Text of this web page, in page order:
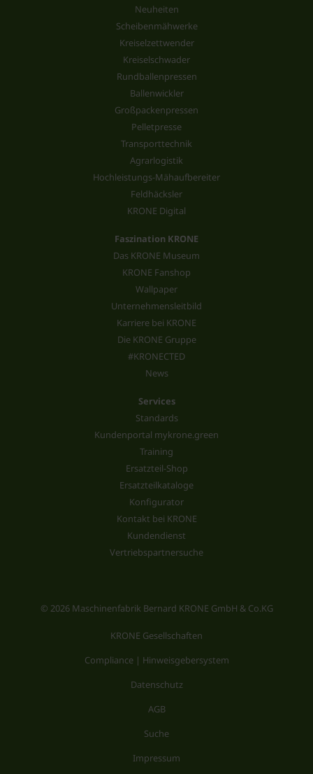
Neuheiten
Scheibenmähwerke
Kreiselzettwender
Kreiselschwader
Rundballenpressen
Ballenwickler
Großpackenpressen
Pelletpresse
Transporttechnik
Agrarlogistik
Hochleistungs-Mähaufbereiter
Feldhäcksler
KRONE Digital
Faszination KRONE
Das KRONE Museum
KRONE Fanshop
Wallpaper
Unternehmensleitbild
Karriere bei KRONE
Die KRONE Gruppe
#KRONECTED
News
Services
Standards
Kundenportal mykrone.green
Training
Ersatzteil-Shop
Ersatzteilkataloge
Konfigurator
Kontakt bei KRONE
Kundendienst
Vertriebspartnersuche
© 2026 Maschinenfabrik Bernard KRONE GmbH & Co.KG
KRONE Gesellschaften
Compliance | Hinweisgebersystem
Datenschutz
AGB
Suche
Impressum